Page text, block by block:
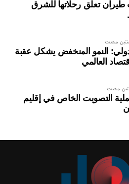
تعلق رحلاتها للشرق
مضت
النمو المنخفض يشكل عقبة
العالمي
مضت
عملية التصويت الخاص في إقليم